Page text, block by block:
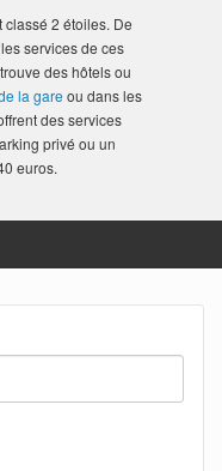
2 étoiles. De
services de ces
des hôtels ou
la gareou dans les
des services
privé ou un
euros.